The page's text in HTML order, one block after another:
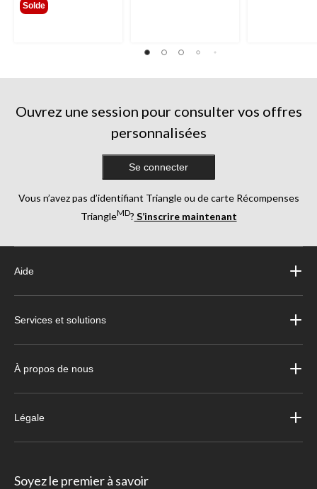
Solde
Ouvrez une session pour consulter vos offres
personnalisées
Se connecter
Vous n’avez pas d’identifiant Triangle ou de carte Récompenses
TriangleMD? S’inscrire maintenant
Aide
Services et solutions
À propos de nous
Légale
Soyez le premier à savoir